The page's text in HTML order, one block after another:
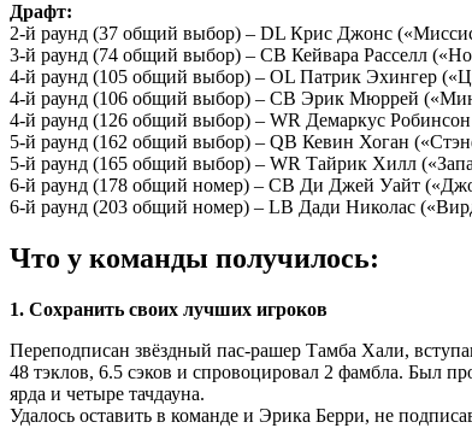
Драфт:
2-й раунд (37 общий выбор) – DL Крис Джонс
3-й раунд (74 общий выбор) – СB Кейвара Расселл
4-й раунд (105 общий выбор) – OL Патрик Эхингер
4-й раунд (106 общий выбор) – СB Эрик Мюррей
4-й раунд (126 общий выбор) – WR Демаркус
5-й раунд (162 общий выбор) – QB Кевин Хоган
5-й раунд (165 общий выбор) – WR Тайрик Хилл
6-й раунд (178 общий номер) – СB Ди Джей Уайт
6-й раунд (203 общий номер) – LB Дади Николас
Что у команды получилось:
1. Сохранить своих лучших игроков
Переподписан звёздный пас-рашер Тамба Хали,
48 тэклов, 6.5 сэков и спровоцировал 2 фамбла. Был
ярда и четыре тачдауна.
Удалось оставить в команде и Эрика Берри, не